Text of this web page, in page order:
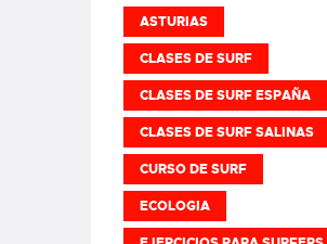
ASTURIAS
CLASES DE SURF
CLASES DE SURF ESPAÑA
CLASES DE SURF SALINAS
CURSO DE SURF
ECOLOGIA